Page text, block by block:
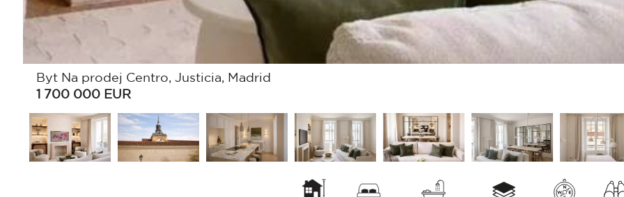
Byt Na prodej Centro, Justicia, Madrid
1 700 000 EUR